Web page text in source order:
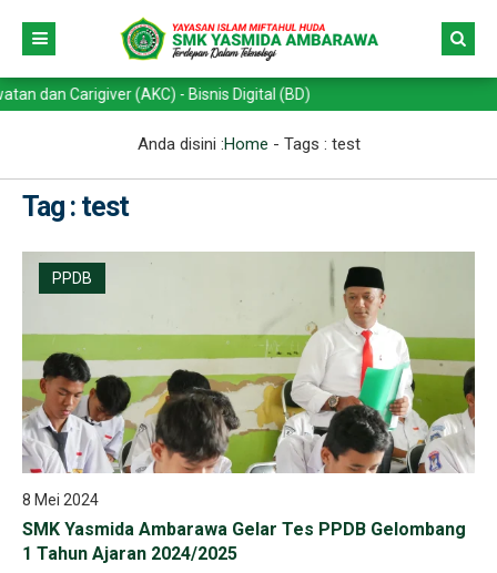
Carigiver (AKC) - Bisnis Digital (BD)
Anda disini :Home - Tags : test
Tag : test
PPDB
8 Mei 2024
SMK Yasmida Ambarawa Gelar Tes PPDB Gelombang
1 Tahun Ajaran 2024/2025